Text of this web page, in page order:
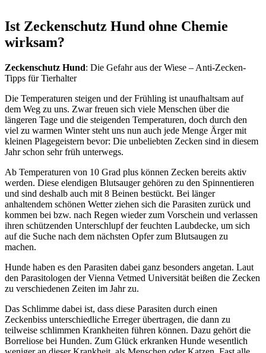
Ist Zeckenschutz Hund ohne Chemie
wirksam?
Zeckenschutz Hund: Die Gefahr aus der Wiese – Anti-Zecken-
Tipps für Tierhalter
Die Temperaturen steigen und der Frühling ist unaufhaltsam auf
dem Weg zu uns. Zwar freuen sich viele Menschen über die
längeren Tage und die steigenden Temperaturen, doch durch den
viel zu warmen Winter steht uns nun auch jede Menge Ärger mit
kleinen Plagegeistern bevor: Die unbeliebten Zecken sind in diesem
Jahr schon sehr früh unterwegs.
Ab Temperaturen von 10 Grad plus können Zecken bereits aktiv
werden. Diese elendigen Blutsauger gehören zu den Spinnentieren
und sind deshalb auch mit 8 Beinen bestückt. Bei länger
anhaltendem schönen Wetter ziehen sich die Parasiten zurück und
kommen bei bzw. nach Regen wieder zum Vorschein und verlassen
ihren schützenden Unterschlupf der feuchten Laubdecke, um sich
auf die Suche nach dem nächsten Opfer zum Blutsaugen zu
machen.
Hunde haben es den Parasiten dabei ganz besonders angetan. Laut
den Parasitologen der Vienna Vetmed Universität beißen die Zecken
zu verschiedenen Zeiten im Jahr zu.
Das Schlimme dabei ist, dass diese Parasiten durch einen
Zeckenbiss unterschiedliche Erreger übertragen, die dann zu
teilweise schlimmen Krankheiten führen können. Dazu gehört die
Borreliose bei Hunden. Zum Glück erkranken Hunde wesentlich